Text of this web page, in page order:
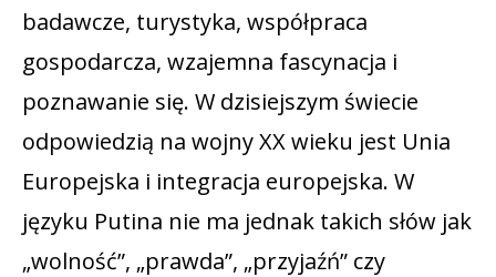
badawcze, turystyka, współpraca
gospodarcza, wzajemna fascynacja i
poznawanie się. W dzisiejszym świecie
odpowiedzią na wojny XX wieku jest Unia
Europejska i integracja europejska. W
języku Putina nie ma jednak takich słów jak
„wolność”, „prawda”, „przyjaźń” czy